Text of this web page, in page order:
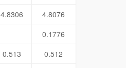
4.8306
4.8076
0.1776
0.513
0.512